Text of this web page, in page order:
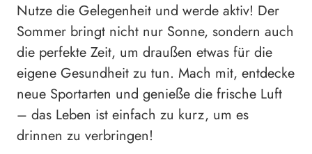
Nutze die Gelegenheit und werde aktiv! Der
Sommer bringt nicht nur Sonne, sondern auch
die perfekte Zeit, um draußen etwas für die
eigene Gesundheit zu tun. Mach mit, entdecke
neue Sportarten und genieße die frische Luft
– das Leben ist einfach zu kurz, um es
drinnen zu verbringen!